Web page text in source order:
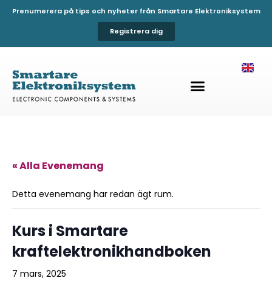
Prenumerera på tips och nyheter från Smartare Elektroniksystem
Registrera dig
« Alla Evenemang
Detta evenemang har redan ägt rum.
Kurs i Smartare
kraftelektronikhandboken
7 mars, 2025